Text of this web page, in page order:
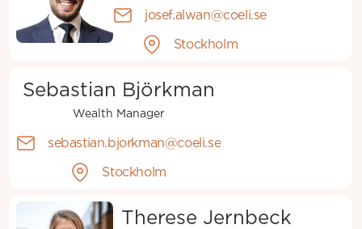
josef.alwan@coeli.se
Stockholm
Sebastian Björkman
Wealth Manager
sebastian.bjorkman@coeli.se
Stockholm
Therese Jernbeck